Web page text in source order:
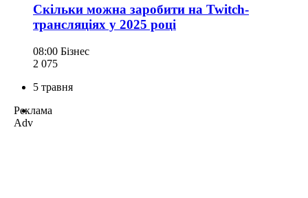
Скільки можна заробити на Twitch-
трансляціях у 2025 році
08:00 Бізнес
2 075
5 травня
Реклама
Adv